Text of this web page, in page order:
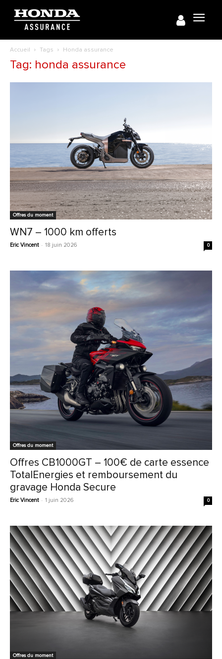
Accueil Tags Honda assurance
Tag: honda assurance
Offres du moment
WN7 – 1000 km offerts
Eric Vincent - 18 juin 2026 0
Offres du moment
Offres CB1000GT – 100€ de carte essence
TotalEnergies et remboursement du
gravage Honda Secure
Eric Vincent - 1 juin 2026 0
Offres du moment